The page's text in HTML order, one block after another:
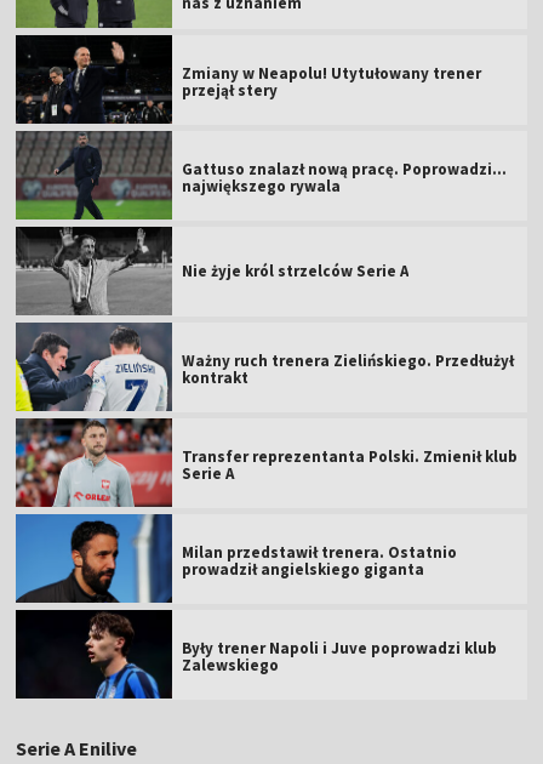
Zmiany w Neapolu! Utytułowany trener
przejął stery
Gattuso znalazł nową pracę. Poprowadzi...
największego rywala
Nie żyje król strzelców Serie A
Ważny ruch trenera Zielińskiego. Przedłużył
kontrakt
Transfer reprezentanta Polski. Zmienił klub
Serie A
Milan przedstawił trenera. Ostatnio
prowadził angielskiego giganta
Były trener Napoli i Juve poprowadzi klub
Zalewskiego
Serie A Enilive